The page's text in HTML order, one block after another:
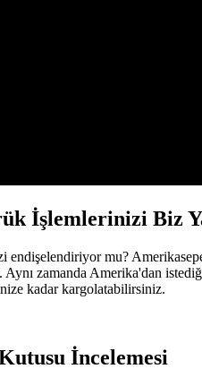
İşlemlerinizi Biz
endişelendiriyor mu?
Aynı zamanda Amerika'dan
kadar kargolatabilirsiniz.
İncelemesi